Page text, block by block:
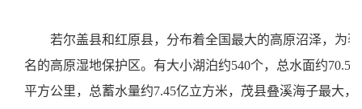
若尔盖县和红原县，分布着全国最大的高原沼泽，为著
名的高原湿地保护区。有大小湖泊约540个，总水面约70.5
平方公里，总蓄水量约7.45亿立方米，茂县叠溪海子最大，